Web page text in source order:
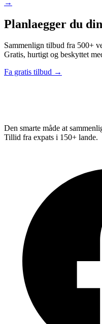
→
Planlaegger du
Sammenlign tilbud fra 500+
Gratis, hurtigt og beskyttet
Fa gratis tilbud →
Den smarte måde at
Tillid fra expats i 150+ lande.